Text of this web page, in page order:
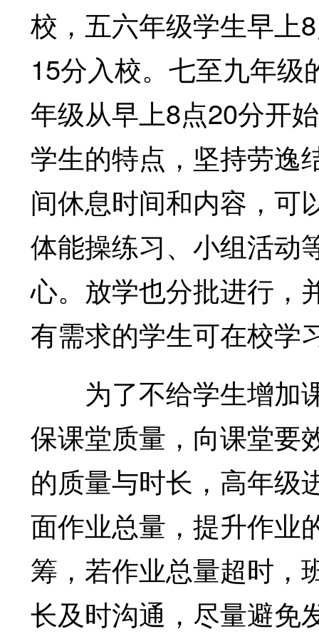
校，五六年级学生早上
15分入校。七至九年
年级从早上8点20分开
学生的特点，坚持劳逸
间休息时间和内容，可
体能操练习、小组活动
心。放学也分批进行，
有需求的学生可在校学
为了不给学生增加
保课堂质量，向课堂要
的质量与时长，高年级
面作业总量，提升作业
筹，若作业总量超时，
长及时沟通，尽量避免